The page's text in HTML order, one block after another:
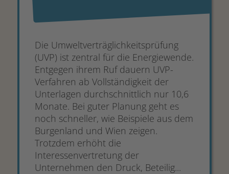
Die Umweltverträglichkeitsprüfung
(UVP) ist zentral für die Energiewende.
Entgegen ihrem Ruf dauern UVP-
Verfahren ab Vollständigkeit der
Unterlagen durchschnittlich nur 10,6
Monate. Bei guter Planung geht es
noch schneller, wie Beispiele aus dem
Burgenland und Wien zeigen.
Trotzdem erhöht die
Interessenvertretung der
Unternehmen den Druck, Beteilig...